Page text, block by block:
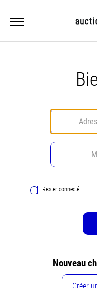
Rester connecté
Nouveau